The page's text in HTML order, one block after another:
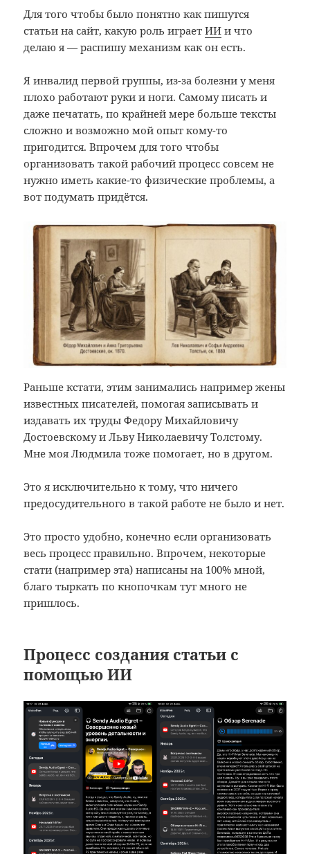
Для того чтобы было понятно как пишутся
статьи на сайт, какую роль играетИИ и что
делаю я — распишу механизм как он есть.
Я инвалид первой группы, из-за болезни у меня
плохо работают руки и ноги. Самому писать и
даже печатать, по крайней мере больше тексты
сложно и возможно мой опыт кому-то
пригодится. Впрочем для того чтобы
организовать такой рабочий процесс совсем не
нужно иметь какие-то физические проблемы, а
вот подумать придётся.
Раньше кстати, этим занимались например жены
известных писателей, помогая записывать и
издавать их труды Федору Михайловичу
Достоевскому и Льву Николаевичу Толстому.
Мне моя Людмила тоже помогает, но в другом.
Это я исключительно к тому, что ничего
предосудительного в такой работе не было и нет.
Это просто удобно, конечно если организовать
весь процесс правильно. Впрочем, некоторые
стати (например эта) написаны на 100% мной,
благо тыркать по кнопочкам тут много не
пришлось.
Процесс создания статьи с
помощью ИИ